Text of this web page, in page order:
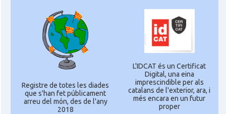
Registre de totes les diades
que s'han fet públicament
arreu del món, des de l'any
2018
L'IDCAT és un Certificat
Digital, una eina
imprescindible per als
catalans de l'exterior, ara, i
més encara en un futur
proper